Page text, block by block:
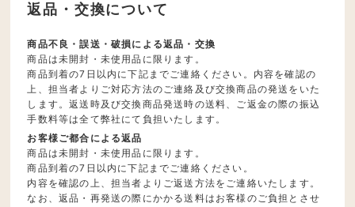
返品・交換について
商品不良・誤送・破損による返品・交換
商品は未開封・未使用品に限ります。
商品到着の7日以内に下記までご連絡ください。内容を確認の
上、担当者よりご対応方法のご連絡及び交換商品の発送をいた
します。返送時及び交換商品発送時の送料、ご返金の際の振込
手数料等は全て弊社にて負担いたします。
お客様ご都合による返品
商品は未開封・未使用品に限ります。
商品到着の7日以内に下記までご連絡ください。
内容を確認の上、担当者よりご返送方法をご連絡いたします。
なお、返品・再発送の際にかかる送料はお客様のご負担とさせ